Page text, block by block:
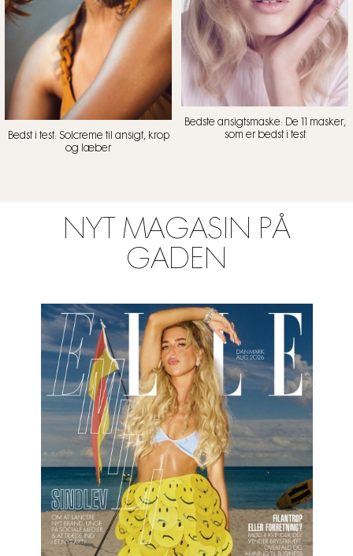
Bedst i test: Solcreme til ansigt, krop
og læber
Bedste ansigtsmaske: De 11 masker,
som er bedst i test
NYT MAGASIN PÅ
GADEN